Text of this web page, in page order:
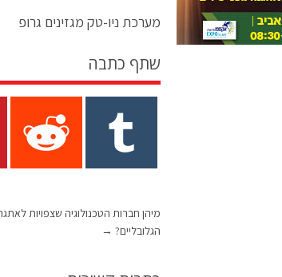
מערכת ניו-טק מגזינים גרופ
שתף כתבה
מיהן חברות הטכנולוגיה שצפויות
הגלובליים? →